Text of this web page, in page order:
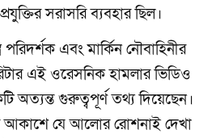
সরাসরি ব্যবহার ছিল।
এবং মার্কিন নৌবাহিনীর
এই ওরেসনিক হামলার ভিডিও
অত্যন্ত গুরুত্বপূর্ণ তথ্য দিয়েছেন।
আকাশে যে আলোর রোশনাই দেখা